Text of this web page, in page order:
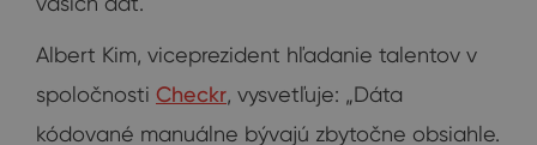
Albert Kim, viceprezident hľadanie talentov v
spoločnosti Checkr, vysvetľuje: „Dáta
kódované manuálne bývajú zbytočne obsiahle.